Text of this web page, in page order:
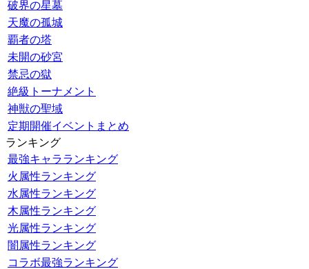
破界の星墓
天魔の孤城
覇者の塔
未開の砂宮
禁忌の獄
絶級トーナメント
神獣の聖域
定期開催イベントまとめ
ランキング
最強キャラランキング
火属性ランキング
水属性ランキング
木属性ランキング
光属性ランキング
闇属性ランキング
コラボ最強ランキング